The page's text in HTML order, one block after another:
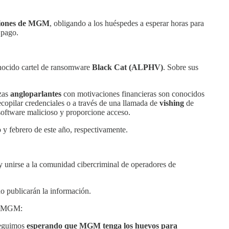
de MGM, obligando a los huéspedes a esperar horas para
cartel de ransomware Black Cat (ALPHV). Sobre sus
angloparlantes con motivaciones financieras son conocidos
credenciales o a través de una llamada de vishing de
malicioso y proporcione acceso.
febrero de este año, respectivamente.
a la comunidad cibercriminal de operadores de
publicarán la información.
MGM:
esperando que MGM tenga los huevos para